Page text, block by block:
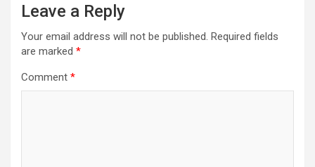
Leave a Reply
Your email address will not be published. Required fields
are marked *
Comment *